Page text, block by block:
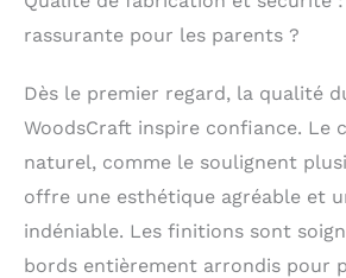
: tout cela
Montessori!
𝐫𝐨𝐮𝐥𝐞𝐚𝐮𝐱
le
rouleaux
forme
rassurante pour les parents ?
Dès le premier regard, la qualité
WoodsCraft inspire confiance. Le
naturel, comme le soulignent
offre une esthétique agréable et
indéniable. Les finitions sont
bords entièrement arrondis pour